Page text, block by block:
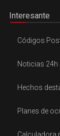
Interesante
Códigos
Noticias 24h
Hechos
Planes de